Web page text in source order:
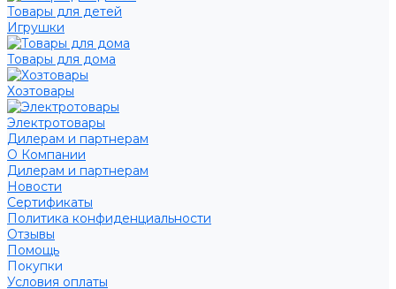
Товары для детей
Игрушки
Товары для дома
Хозтовары
Электротовары
Дилерам и партнерам
О Компании
Дилерам и партнерам
Новости
Сертификаты
Политика конфиденциальности
Отзывы
Помощь
Покупки
Условия оплаты